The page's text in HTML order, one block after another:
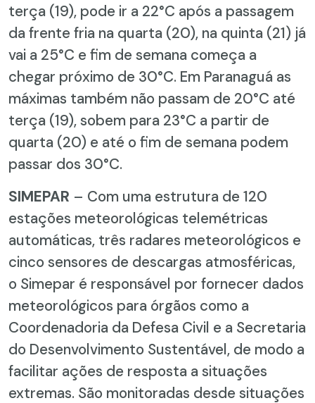
terça (19), pode ir a 22°C após a passagem
da frente fria na quarta (20), na quinta (21) já
vai a 25°C e fim de semana começa a
chegar próximo de 30°C. Em Paranaguá as
máximas também não passam de 20°C até
terça (19), sobem para 23°C a partir de
quarta (20) e até o fim de semana podem
passar dos 30°C.
SIMEPAR – Com uma estrutura de 120
estações meteorológicas telemétricas
automáticas, três radares meteorológicos e
cinco sensores de descargas atmosféricas,
o Simepar é responsável por fornecer dados
meteorológicos para órgãos como a
Coordenadoria da Defesa Civil e a Secretaria
do Desenvolvimento Sustentável, de modo a
facilitar ações de resposta a situações
extremas. São monitoradas desde situações